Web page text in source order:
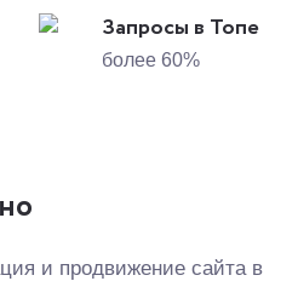
Запросы в Топе
более 60%
и продвижение сайта в